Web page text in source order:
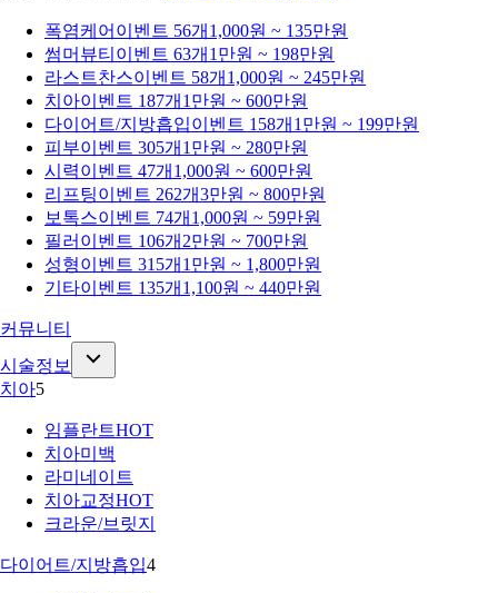
폭염케어 이벤트 56개 1,000원 ~ 135만원
썸머뷰티 이벤트 63개 1만원 ~ 198만원
라스트찬스이벤트 58개 1,000원 ~ 245만원
치아이벤트 187개 1만원 ~ 600만원
다이어트/지방흡입이벤트 158개 1만원 ~ 199만원
피부이벤트 305개 1만원 ~ 280만원
시력이벤트 47개 1,000원 ~ 600만원
리프팅이벤트 262개3만원 ~ 800만원
보톡스이벤트 74개 1,000원 ~ 59만원
필러 이벤트 106개 2만원 ~ 700만원
성형이벤트 315개 1만원 ~ 1,800만원
기타이벤트 135개 1,100원 ~ 440만원
커뮤니티
시술정보
치아5
임플란트HOT
치아미백
라미네이트
치아교정HOT
크라운/브릿지
다이어트/지방흡입4